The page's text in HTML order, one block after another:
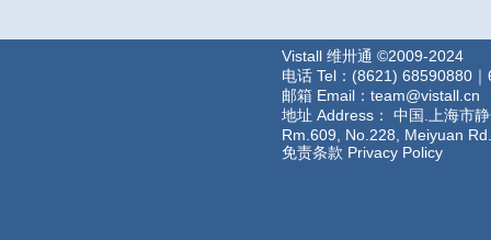
Vistall 维卅通 ©2009-2024
电话 Tel：(8621) 68590880
邮箱 Email：team@vistall.cn
地址 Address： 中国.上海市
Rm.609,
免责条款 Privacy Policy